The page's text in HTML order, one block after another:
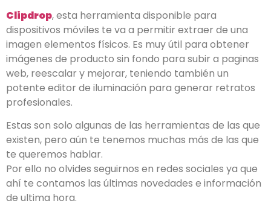
Clipdrop, esta herramienta disponible para
dispositivos móviles te va a permitir extraer de una
imagen elementos físicos. Es muy útil para obtener
imágenes de producto sin fondo para subir a paginas
web, reescalar y mejorar, teniendo también un
potente editor de iluminación para generar retratos
profesionales.
Estas son solo algunas de las herramientas de las que
existen, pero aún te tenemos muchas más de las que
te queremos hablar.
Por ello no olvides seguirnos en redes sociales ya que
ahí te contamos las últimas novedades e información
de ultima hora.